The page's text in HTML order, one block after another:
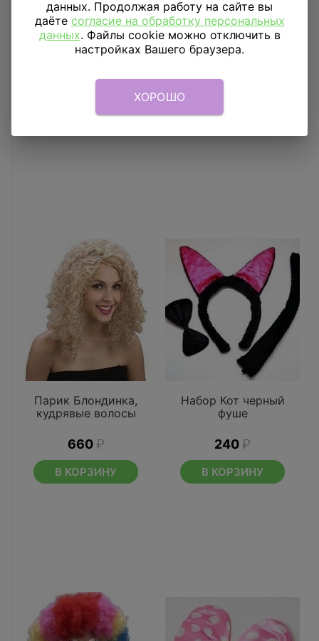
Ободок с бантиком
Желтый в горошек
В КОРЗИНУ
Помпон Розовый 20
см
В КОРЗИНУ
Парик Блондинка,
кудрявые волосы
660 ₽
В КОРЗИНУ
Набор Кот черный
фуше
240 ₽
В КОРЗИНУ
данных. Продолжая работу на сайте вы
даёте согласие на обработку персональных
данных. Файлы cookie можно отключить в
настройках Вашего браузера.
ХОРОШО